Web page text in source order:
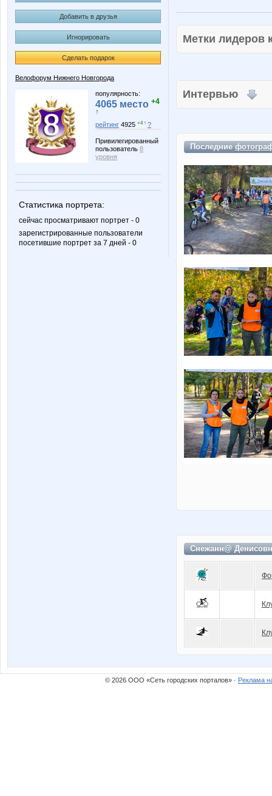
Добавить в друзья
Игнорировать
Сделать подарок
Велофорум Нижнего Новгорода
популярность:
4065 место +4
↑
рейтинг 4925 +4 ↑ ?
Привилегированный
пользователь 8
уровня
Статистика портрета:
сейчас просматривают портрет - 0
зарегистрированные пользователи
посетившие портрет за 7 дней - 0
Метки
Интервью
Последние
Снежанн@
© 2026 ООО «Сеть городских порталов» · Реклама